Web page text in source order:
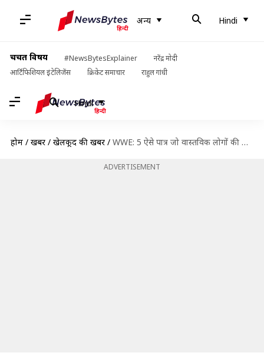
अन्य Hindi
चर्चित विषय #NewsBytesExplainer
नरेंद्र मोदी
आर्टिफिशियल इंटेलिजेंस
क्रिकेट समाचार राहुल गांधी
Hindi
होम / खबरें / खेलकूद की खबरें / WWE: 5 ऐसे पात्र जो वास्तविक लोगों की जिंदगी पर आधारित थे
ADVERTISEMENT